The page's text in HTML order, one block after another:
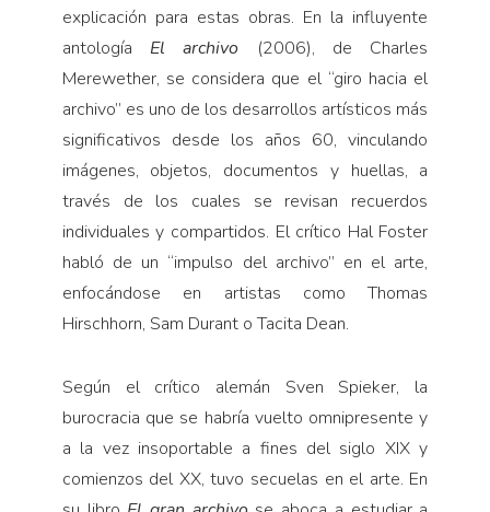
explicación para estas obras. En la influyente
antología El archivo
(2006), de Charles
Merewether, se considera que el “giro hacia el
archivo” es uno de los desarrollos artísticos más
significativos desde los años 60, vinculando
imágenes, objetos, documentos y huellas, a
través de los cuales se revisan recuerdos
individuales y compartidos. El crítico Hal Foster
habló de un “impulso del archivo” en el arte,
enfocándose en artistas como Thomas
Hirschhorn, Sam Durant o Tacita Dean.
Según el crítico alemán Sven Spieker, la
burocracia que se habría vuelto omnipresente y
a la vez insoportable a fines del siglo XIX y
comienzos del XX, tuvo secuelas en el arte. En